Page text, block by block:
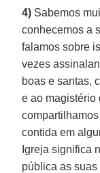
4) Sabemos
conhecemos a
falamos sobre
vezes
boas e santas,
e ao magistério
contida em
Igreja significa
pública as